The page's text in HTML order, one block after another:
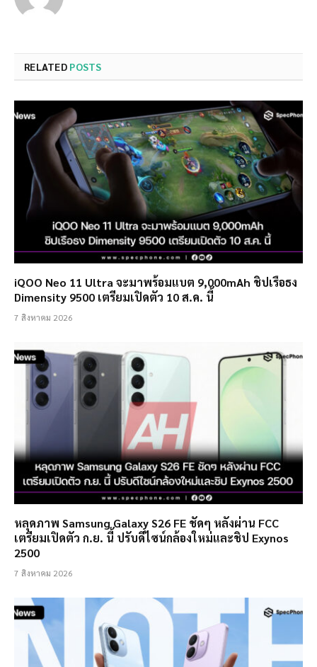
RELATED POSTS
iQOO Neo 11 Ultra จะมาพร้อมแบต 9,000mAh ชิปเรือธง
Dimensity 9500 เตรียมเปิดตัว 10 ส.ค. นี้
7 สิงหาคม 2026
หลุดภาพ Samsung Galaxy S26 FE ชัดๆ หลังผ่าน FCC
เตรียมเปิดตัว ก.ย. นี้ ปรับดีไซน์กล้องใหม่และชิป Exynos
2500
7 สิงหาคม 2026